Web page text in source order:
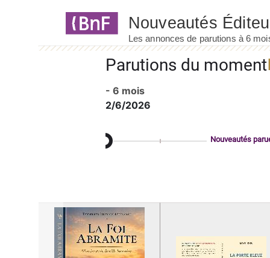
Parutions du moment
- 6 mois
2/6/2026
Nouveautés